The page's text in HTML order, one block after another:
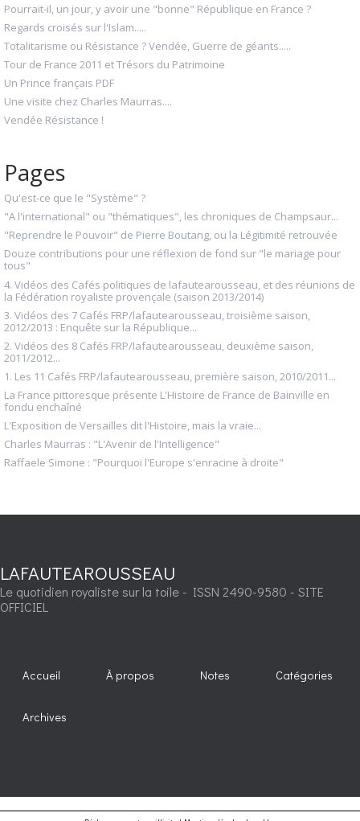
Pourrait-il, un jour, y avoir une "bonne" République en France ?
Regards croisés sur l'Islam.....
Totalitarisme ou Résistance ? Vendée, Guerre de géants.....
Tour de France 2011 et Trésors du Patrimoine
Un Prince français PDF
Une visite chez Charles Maurras....
Vendée Résistance !
Pages
Qu'est-ce que le "Système" ?
"A l'international" ou "thématiques", les chroniques de Champsaur...
"Reprendre le Pouvoir" de Pierre Boutang, ou la Légitimité retrouvée
Douze contributions pour une réflexion de fond sur "le mariage pour
tous"
4. Vidéos des Cafés politiques de lafautearousseau, et des réunions de
la Fédération royaliste provençale (saison 2013/2014)
3. Vidéos des 7 Cafés FRP/lafautearousseau, troisième saison,
2012/2013 : Enquête sur la République...
2. Vidéos des 8 Cafés FRP/lafautearousseau, deuxième saison,
2011/2012...
1. Les 11 Cafés FRP/lafautearousseau, première saison, 2010/2011...
La France pittoresque présente L'Histoire de France de Bainville en
fondu enchaîné
L'Exposition de Versailles dit l'Histoire, mais la vraie...
Charles Maurras : "L'Avenir de l'Intelligence"
Raffaele Simone : "Pourquoi l'Europe s'enracine à droite"
LAFAUTEAROUSSEAU
Le quotidien royaliste sur la toile - ISSN 2490-9580 - SITE
OFFICIEL
Accueil À propos Notes Catégories
Archives